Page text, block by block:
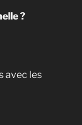
?
avec les